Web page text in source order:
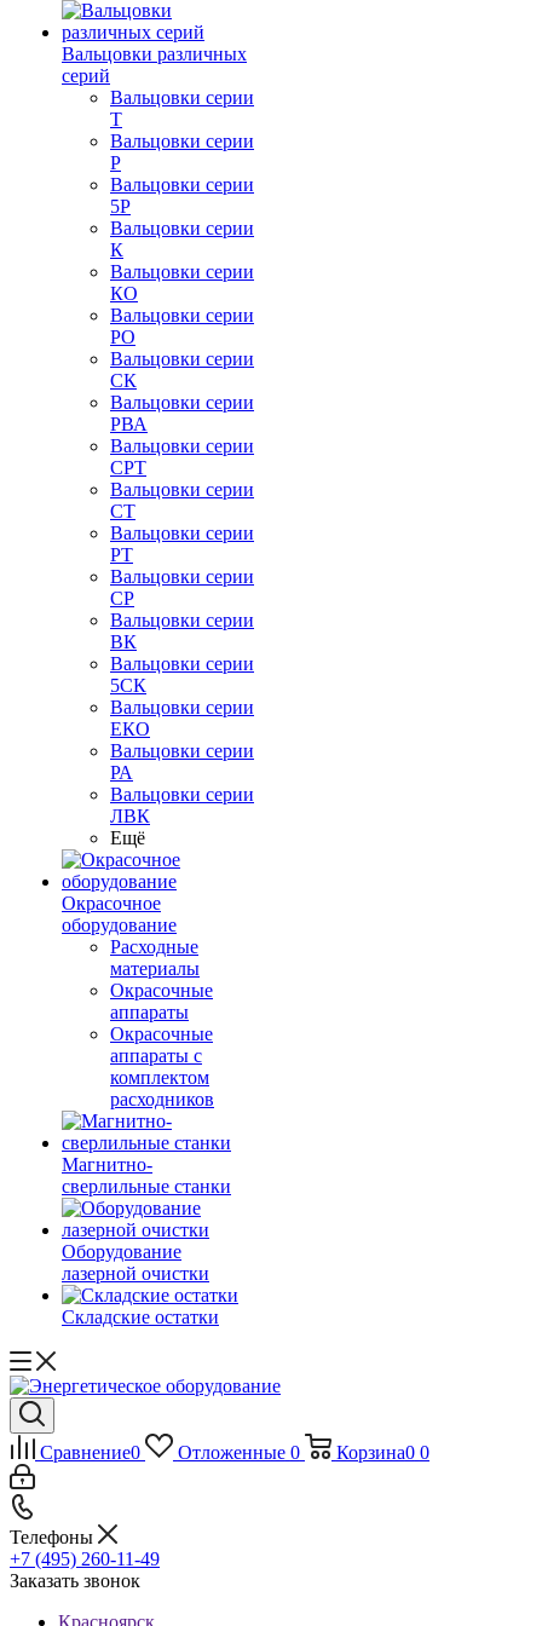
Вальцовки различных
серий
Вальцовки серии
Т
Вальцовки серии
Р
Вальцовки серии
5Р
Вальцовки серии
К
Вальцовки серии
КО
Вальцовки серии
РО
Вальцовки серии
СК
Вальцовки серии
РВА
Вальцовки серии
СРТ
Вальцовки серии
СТ
Вальцовки серии
РТ
Вальцовки серии
СР
Вальцовки серии
ВК
Вальцовки серии
5СК
Вальцовки серии
ЕКО
Вальцовки серии
РА
Вальцовки серии
ЛВК
Ещё
Окрасочное
оборудование
Расходные
материалы
Окрасочные
аппараты
Окрасочные
аппараты с
комплектом
расходников
Магнитно-
сверлильные станки
Оборудование
лазерной очистки
Складские остатки
Сравнение0 Отложенные 0 Корзина0 0
Телефоны
+7 (495) 260-11-49
Заказать звонок
Красноярск